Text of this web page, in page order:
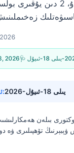
2026 18-ئىيۇل
🔄 ئەڭ يېڭىلانغان ۋاقتى: 2026-يىلى 18-ئىيۇل
بىلەن
تۆھپىلىرى ۋە